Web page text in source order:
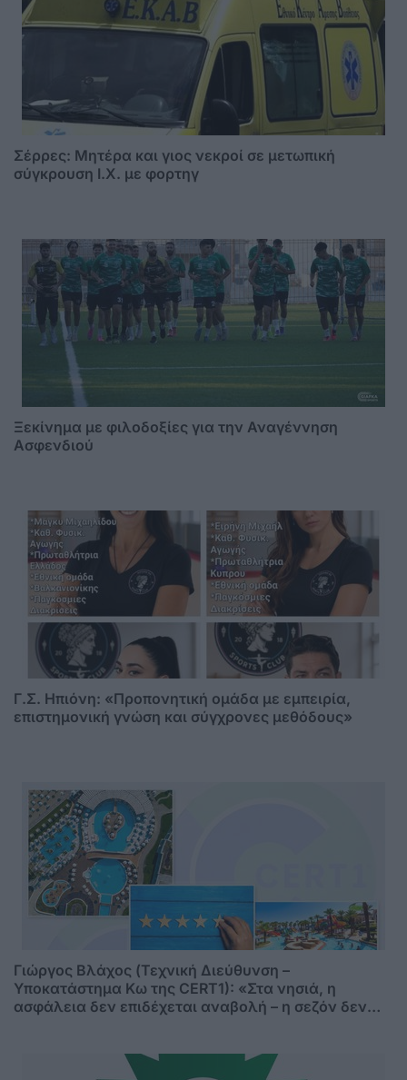
Σέρρες: Μητέρα και γιος νεκροί σε μετωπική
σύγκρουση Ι.Χ. με φορτηγ
Ξεκίνημα με φιλοδοξίες για την Αναγέννηση
Ασφενδιού
Γ.Σ. Ηπιόνη: «Προπονητική ομάδα με εμπειρία,
επιστημονική γνώση και σύγχρονες μεθόδους»
Γιώργος Βλάχος (Τεχνική Διεύθυνση –
Υποκατάστημα Κω της CERT1): «Στα νησιά, η
ασφάλεια δεν επιδέχεται αναβολή – η σεζόν δεν